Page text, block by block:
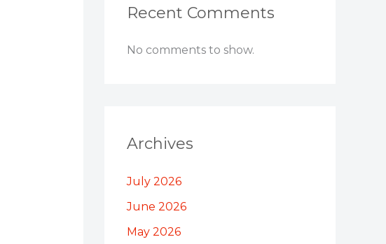
Recent Comments
No comments to show.
Archives
July 2026
June 2026
May 2026